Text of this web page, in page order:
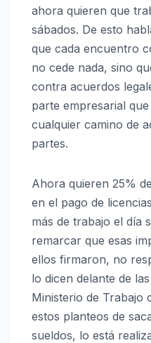
ahora quieren que
sábados. De esto
que cada encuentro
no cede nada, sino
contra acuerdos
parte empresarial
cualquier camino de
partes.
Ahora quieren 25%
en el pago de
más de trabajo el día
remarcar que esas
ellos firmaron, no
lo dicen delante de
Ministerio de Trabajo
estos planteos de
sueldos, lo está